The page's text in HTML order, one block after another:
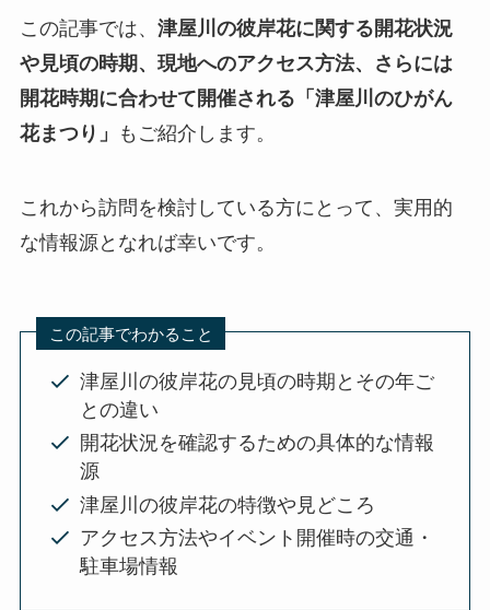
この記事では、 津屋川の彼岸花に関する開花状況
や見頃の時期、現地へのアクセス方法、さらには
開花時期に合わせて開催される「津屋川のひがん
花まつり」
もご紹介します。
これから訪問を検討している方にとって、実用的
な情報源となれば幸いです。
この記事でわかること
津屋川の彼岸花の見頃の時期とその年ご
との違い
開花状況を確認するための具体的な情報
源
津屋川の彼岸花の特徴や見どころ
アクセス方法やイベント開催時の交通・
駐車場情報